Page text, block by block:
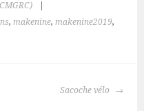
,makenine,makenine2019,
Sacoche vélo